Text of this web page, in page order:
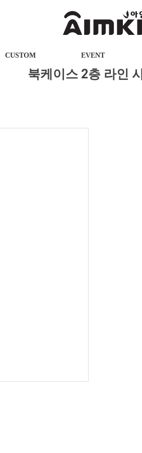
CUSTOM EVENT
북케이스 2층 라인